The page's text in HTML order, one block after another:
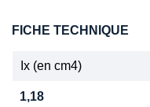
FICHE TECHNIQUE
Ix (en cm4)
1,18